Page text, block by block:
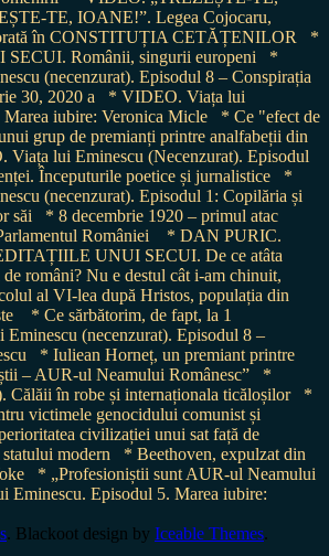
TE, IOANE!”. Legea Cojocaru,
în CONSTITUȚIA CETĂȚENILOR
*
Românii, singurii europeni
*
(necenzurat). Episodul 8 – Conspirația
30, 2020 a
* VIDEO. Viața lui
iubire: Veronica Micle
* Ce "efect de
grup de premianți printre analfabeții din
Viața lui Eminescu (Necenzurat). Episodul
Începuturile poetice și jurnalistice
*
(necenzurat). Episodul 1: Copilăria și
săi
* 8 decembrie 1920 – primul atac
României
* DAN PURIC.
UNUI SECUI. De ce atâta
români? Nu e destul cât i-am chinuit,
al VI-lea după Hristos, populația din
* Ce sărbătorim, de fapt, la 1
Eminescu (necenzurat). Episodul 8 –
* Iuliean Horneț, un premiant printre
– AUR-ul Neamului Românesc”
*
Călăii în robe și internaționala ticăloșilor
*
victimele genocidului comunist și
civilizației unui sat față de
modern
* Beethoven, expulzat din
* „Profesioniștii sunt AUR-ul Neamului
Eminescu. Episodul 5. Marea iubire:
. Blackoot design by Iceable Themes.